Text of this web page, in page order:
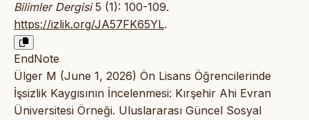
Bilimler Dergisi5 (1): 100-109.
https://izlik.org/JA57FK65YL.
EndNote
Ülger M (June 1, 2026) Ön Lisans Öğrencilerinde
İşsizlik Kaygısının İncelenmesi: Kırşehir Ahi Evran
Üniversitesi Örneği. Uluslararası Güncel Sosyal